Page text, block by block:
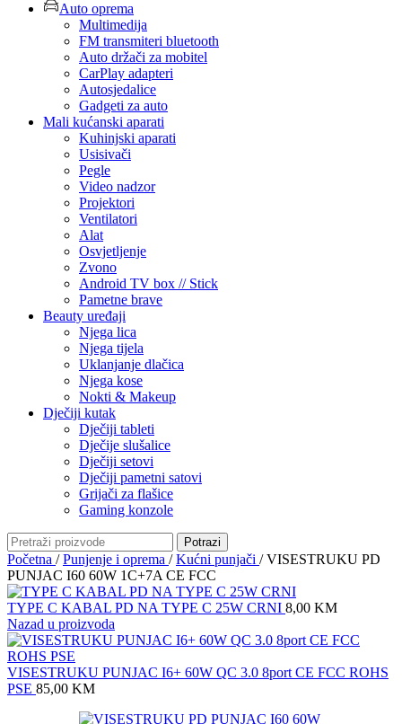
Auto oprema
Multimedija
FM transmiteri bluetooth
Auto držači za mobitel
CarPlay adapteri
Autosjedalice
Gadgeti za auto
Mali kućanski aparati
Kuhinjski aparati
Usisivači
Pegle
Video nadzor
Projektori
Ventilatori
Alat
Osvjetljenje
Zvono
Android TV box // Stick
Pametne brave
Beauty uređaji
Njega lica
Njega tijela
Uklanjanje dlačica
Njega kose
Nokti & Makeup
Dječiji kutak
Dječiji tableti
Dječije slušalice
Dječiji setovi
Dječiji pametni satovi
Grijači za flašice
Gaming konzole
Potrazi
Početna / Punjenje i oprema / Kućni punjači / VISESTRUKU PD
PUNJAC I60 60W 1C+7A CE FCC
TYPE C KABAL PD NA TYPE C 25W CRNI 8,00 KM
Nazad u proizvoda
VISESTRUKU PUNJAC I6+ 60W QC 3.0 8port CE FCC ROHS
PSE 85,00 KM